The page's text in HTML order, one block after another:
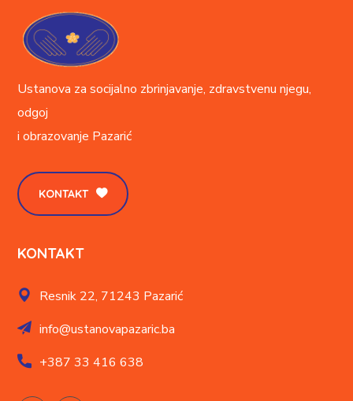
Ustanova za socijalno zbrinjavanje, zdravstvenu njegu,
odgoj
i obrazovanje Pazarić
KONTAKT
KONTAKT
Resnik 22, 71243 Pazarić
info@ustanovapazaric.ba
+38733 416 638